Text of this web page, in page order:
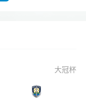
大冠杯